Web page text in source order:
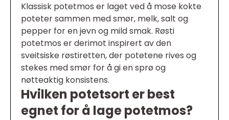
Klassisk potetmos er laget ved å mose kokte
poteter sammen med smør, melk, salt og
pepper for en jevn og mild smak. Røsti
potetmos er derimot inspirert av den
sveitsiske røstiretten, der potetene rives og
stekes med smør for å gi en sprø og
nøtteaktig konsistens.
Hvilken potetsort er best
egnet for å lage potetmos?